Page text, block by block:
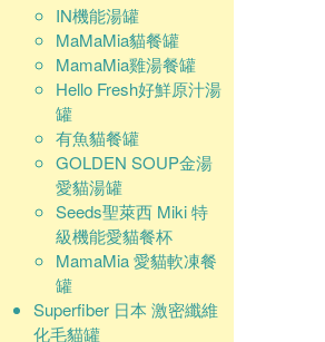
IN機能湯罐
MaMaMia貓餐罐
MamaMia雞湯餐罐
Hello Fresh好鮮原汁湯
罐
有魚貓餐罐
GOLDEN SOUP金湯
愛貓湯罐
Seeds聖萊西 Miki 特
級機能愛貓餐杯
MamaMia 愛貓軟凍餐
罐
Superfiber 日本 激密纖維
化毛貓罐